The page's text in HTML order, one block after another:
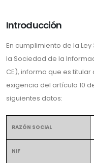
Introducción
En cumplimiento de la Ley
la Sociedad de la
CE), informa que es
exigencia del artículo 10
siguientes datos:
RAZÓN SOCIAL
NIF